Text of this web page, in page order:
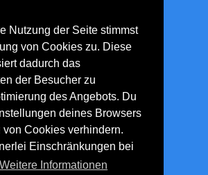
Nutzung der Seite stimmst
von Cookies zu. Diese
dadurch das
der Besucher zu
des Angebots. Du
deines Browsers
Cookies verhindern.
Einschränkungen bei
Weitere Informationen